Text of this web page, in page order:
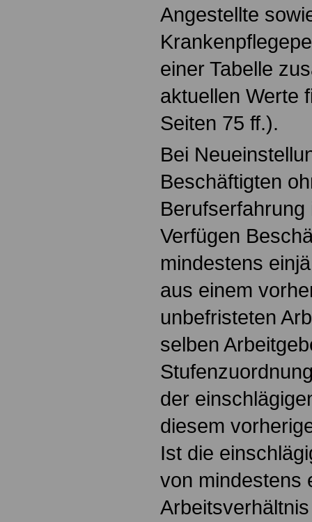
Angestellte
einer Tabelle
aktuellen Werte
Seiten 75 ff.).
Bei
Beschäftigten
Verfügen
mindestens
aus einem
unbefristeten
selben
der
diesem
Ist die
von mindestens